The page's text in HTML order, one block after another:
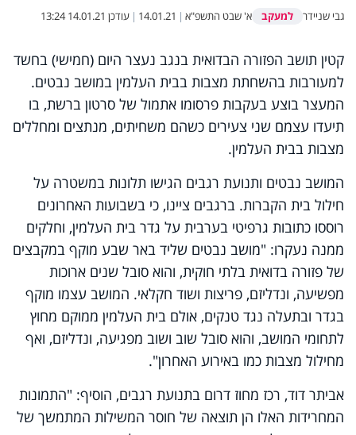
גבי שניידר למעקב א' שבט התשפ"א |
14.01.21
| עודכן 14.01.21 13:24
קטין תושב הפזורה הבדואית בנגב נעצר היום (חמישי) בחשד
למעורבות בהשחתת מצבות בבית העלמין במושב נבטים.
המעצר בוצע בעקבות פרסומו אתמול של סרטון ברשת, בו
תיעדו עצמם שני צעירים כשהם משחיתים, מנתצים ומחללים
מצבות בבית העלמין.
המושב נבטים ותנועת רגבים הגישו תלונות במשטרה על
חילול בית הקברות. ברגבים ציינו, כי בשבועות האחרונים
רוססו כתובות גרפיטי בערבית על גדר בית העלמין, וחלקים
ממנה נעקרו: "מושב נבטים שליד באר שבע מוקף במקבצים
של פזורה בדואית בלתי חוקית, והוא סובל שנים ארוכות
מפשיעה, ונדליזם, פריצות ושוד חקלאי. המושב עצמו מוקף
בגדר ובתעלה נגד טנקים, אולם בית העלמין ממוקם מחוץ
לתחומי המושב, והוא סובל שוב ושוב מפגיעה, ונדליזם, ואף
מחילול מצבות כמו באירוע האחרון".
אביתר דוד, רכז מחוז דרום בתנועת רגבים, הוסיף: "התמונות
המחרידות האלו הן תוצאה של חוסר המשילות המתמשך של